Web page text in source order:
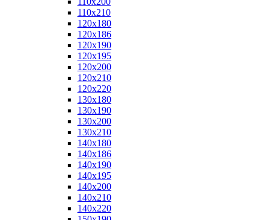
110x210
120x180
120x186
120x190
120x195
120x200
120x210
120x220
130x180
130x190
130x200
130x210
140x180
140x186
140x190
140x195
140x200
140x210
140x220